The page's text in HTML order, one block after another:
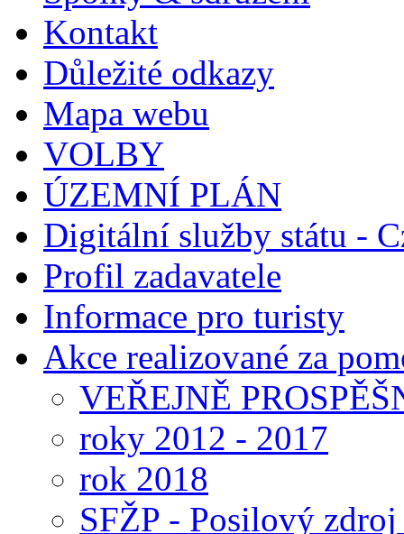
Kontakt
Důležité odkazy
Mapa webu
VOLBY
ÚZEMNÍ PLÁN
Digitální služby státu -
Profil zadavatele
Informace pro turisty
Akce realizované za
VEŘEJNĚ
roky 2012 - 2017
rok 2018
SFŽP - Posilový